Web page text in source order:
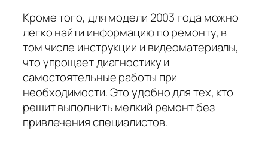
Кроме того, для модели 2003 года можно
легко найти информацию по ремонту, в
том числе инструкции и видеоматериалы,
что упрощает диагностику и
самостоятельные работы при
необходимости. Это удобно для тех, кто
решит выполнить мелкий ремонт без
привлечения специалистов.